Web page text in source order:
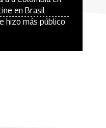
en Brasil
hizo más público